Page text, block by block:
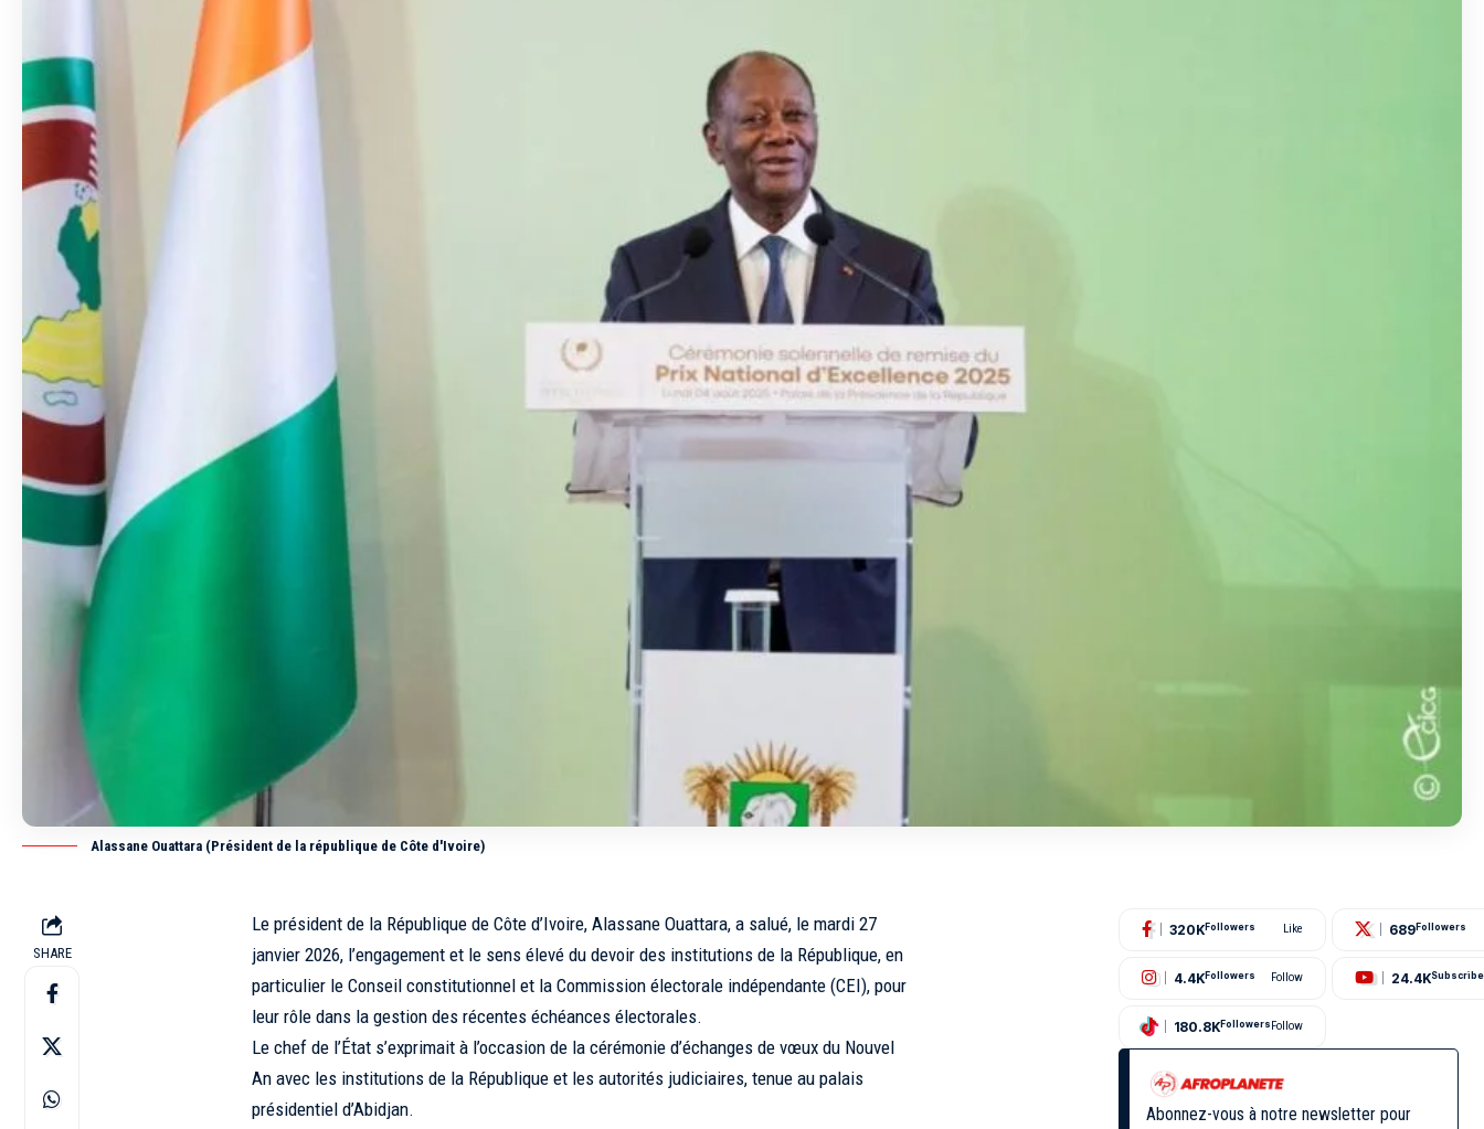
Alassane Ouattara (Président de la république de Côte d'Ivoire)
SHARE
Le président de la République de Côte d’Ivoire, Alassane Ouattara, a salué, le mardi 27
janvier 2026, l’engagement et le sens élevé du devoir des institutions de la République, en
particulier le Conseil constitutionnel et la Commission électorale indépendante (CEI), pour
leur rôle dans la gestion des récentes échéances électorales.
Le chef de l’État s’exprimait à l’occasion de la cérémonie d’échanges de vœux du Nouvel
An avec les institutions de la République et les autorités judiciaires, tenue au palais
présidentiel d’Abidjan.
320KFollowers Like 689Followers
4.4KFollowers Follow 24.4K
180.8KFollowers Follow
Abonnez-vous à notre newsletter pour